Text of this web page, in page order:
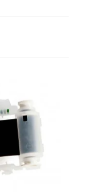
Ứng dụng giải pháp in ấn và
dán nhãn cho giao thông
tải
1175